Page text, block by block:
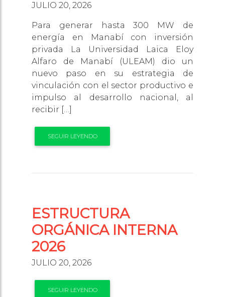
JULIO 20, 2026
Para generar hasta 300 MW de
energía en Manabí con inversión
privada La Universidad Laica Eloy
Alfaro de Manabí (ULEAM) dio un
nuevo paso en su estrategia de
vinculación con el sector productivo e
impulso al desarrollo nacional, al
recibir […]
SEGUIR LEYENDO
ESTRUCTURA
ORGÁNICA INTERNA
2026
JULIO 20, 2026
SEGUIR LEYENDO